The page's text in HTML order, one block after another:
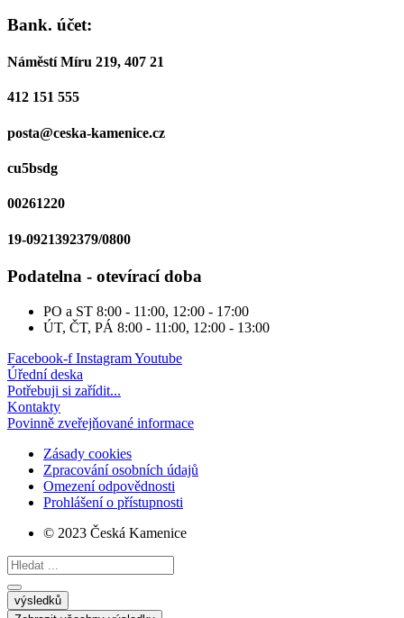
Bank. účet:
Náměstí Míru 219, 407 21
412 151 555
posta@ceska-kamenice.cz
cu5bsdg
00261220
19-0921392379/0800
Podatelna - otevírací doba
PO a ST 8:00 - 11:00, 12:00 - 17:00
ÚT, ČT, PÁ 8:00 - 11:00, 12:00 - 13:00
Facebook-f InstagramYoutube
Úřední deska
Potřebuji si zařídit...
Kontakty
Povinně zveřejňované informace
Zásady cookies
Zpracování osobních údajů
Omezení odpovědnosti
Prohlášení o přístupnosti
© 2023 Česká Kamenice
Search
...
výsledků